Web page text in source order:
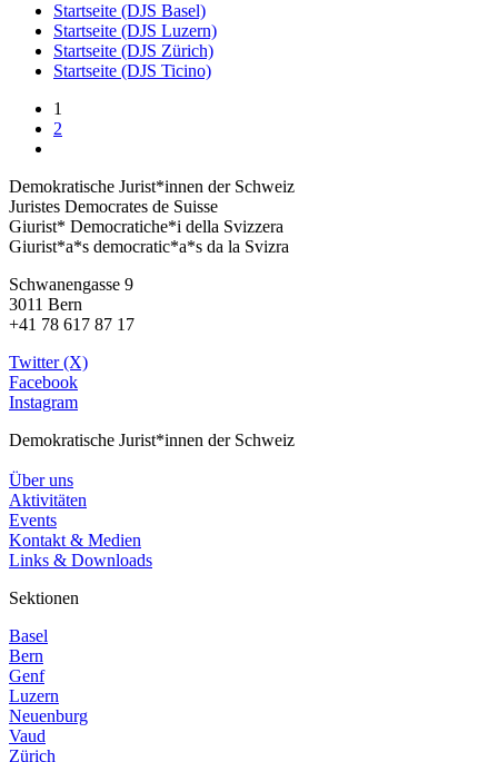
Startseite (DJS Basel)
Startseite (DJS Luzern)
Startseite (DJS Zürich)
Startseite (DJS Ticino)
1
2
Demokratische Jurist*innen der Schweiz
Juristes Democrates de Suisse
Giurist* Democratiche*i della Svizzera
Giurist*a*s democratic*a*s da la Svizra
Schwanengasse 9
3011 Bern
+41 78 617 87 17
Twitter (X)
Facebook
Instagram
Demokratische Jurist*innen der Schweiz
Über uns
Aktivitäten
Events
Kontakt & Medien
Links & Downloads
Sektionen
Basel
Bern
Genf
Luzern
Neuenburg
Vaud
Zürich